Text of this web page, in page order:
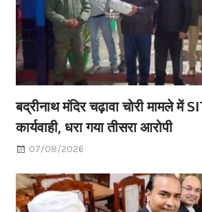
बद्रीनाथ मंदिर चढ़ावा चोरी मामले में
कार्यवाही, धरा गया तीसरा आरोपी
07/08/2026